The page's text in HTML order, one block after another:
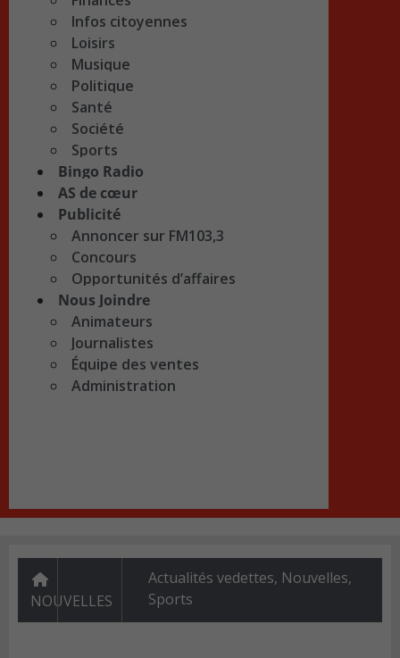
Infos citoyennes
Loisirs
Musique
Politique
Santé
Société
Sports
Bingo Radio
AS de cœur
Publicité
Annoncer sur FM103,3
Concours
Opportunités d’affaires
Nous Joindre
Animateurs
Journalistes
Équipe des ventes
Administration
NOUVELLES
Actualités vedettes, Nouvelles,
Sports